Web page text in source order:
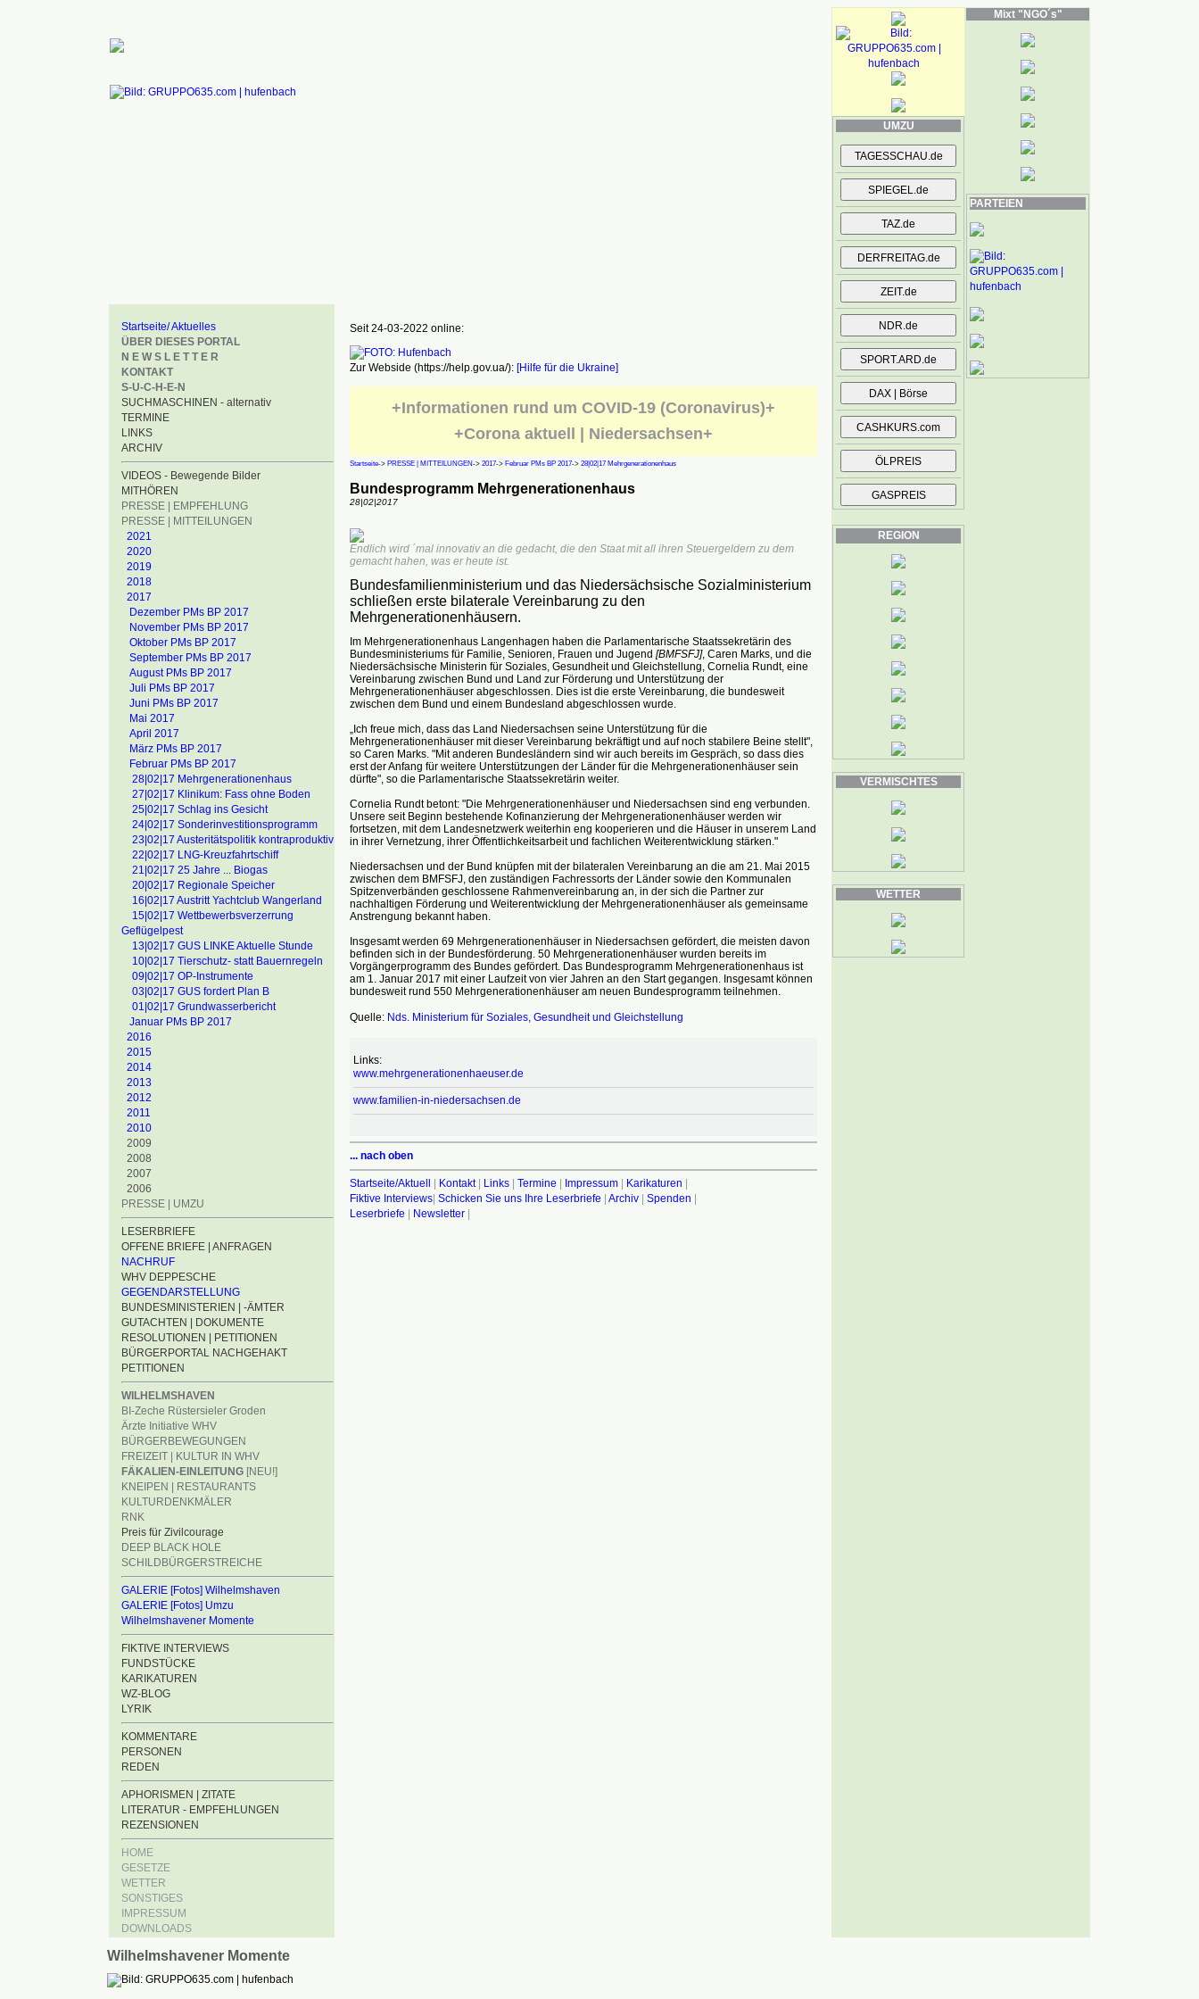
UMZU
REGION
VERMISCHTES
WETTER
Mixt "NGO´s"
PARTEIEN
Startseite/ Aktuelles
ÜBER DIESES PORTAL
N E W S L E T T E R
KONTAKT
S-U-C-H-E-N
SUCHMASCHINEN - alternativ
TERMINE
LINKS
ARCHIV
VIDEOS - Bewegende Bilder
MITHÖREN
PRESSE | EMPFEHLUNG
PRESSE | MITTEILUNGEN
2021
2020
2019
2018
2017
Dezember PMs BP 2017
November PMs BP 2017
Oktober PMs BP 2017
September PMs BP 2017
August PMs BP 2017
Juli PMs BP 2017
Juni PMs BP 2017
Mai 2017
April 2017
März PMs BP 2017
Februar PMs BP 2017
28|02|17 Mehrgenerationenhaus
27|02|17 Klinikum: Fass ohne Boden
25|02|17 Schlag ins Gesicht
24|02|17 Sonderinvestitionsprogramm
23|02|17 Austeritätspolitik kontraproduktiv
22|02|17 LNG-Kreuzfahrtschiff
21|02|17 25 Jahre ... Biogas
20|02|17 Regionale Speicher
16|02|17 Austritt Yachtclub Wangerland
15|02|17 Wettbewerbsverzerrung
Geflügelpest
13|02|17 GUS LINKE Aktuelle Stunde
10|02|17 Tierschutz- statt Bauernregeln
09|02|17 OP-Instrumente
03|02|17 GUS fordert Plan B
01|02|17 Grundwasserbericht
Januar PMs BP 2017
2016
2015
2014
2013
2012
2011
2010
2009
2008
2007
2006
PRESSE | UMZU
LESERBRIEFE
OFFENE BRIEFE | ANFRAGEN
NACHRUF
WHV DEPPESCHE
GEGENDARSTELLUNG
BUNDESMINISTERIEN | -ÄMTER
GUTACHTEN | DOKUMENTE
RESOLUTIONEN | PETITIONEN
BÜRGERPORTAL NACHGEHAKT
PETITIONEN
WILHELMSHAVEN
BI-Zeche Rüstersieler Groden
Ärzte Initiative WHV
BÜRGERBEWEGUNGEN
FREIZEIT | KULTUR IN WHV
FÄKALIEN-EINLEITUNG [NEU!]
KNEIPEN | RESTAURANTS
KULTURDENKMÄLER
RNK
Preis für Zivilcourage
DEEP BLACK HOLE
SCHILDBÜRGERSTREICHE
GALERIE [Fotos] Wilhelmshaven
GALERIE [Fotos] Umzu
Wilhelmshavener Momente
FIKTIVE INTERVIEWS
FUNDSTÜCKE
KARIKATUREN
WZ-BLOG
LYRIK
KOMMENTARE
PERSONEN
REDEN
APHORISMEN | ZITATE
LITERATUR - EMPFEHLUNGEN
REZENSIONEN
HOME
GESETZE
WETTER
SONSTIGES
IMPRESSUM
DOWNLOADS
Seit 24-03-2022 online:
Zur Webside (https://help.gov.ua/): [Hilfe für die Ukraine]
+Informationen rund um COVID-19 (Coronavirus)+
+Corona aktuell | Niedersachsen+
Startseite-> PRESSE | MITTEILUNGEN-> 2017-> Februar PMs BP 2017-> 28|02|17 Mehrgenerationenhaus
Bundesprogramm Mehrgenerationenhaus
28|02|2017
Endlich wird ´mal innovativ an die gedacht, die den Staat mit all ihren Steuergeldern zu dem
gemacht hahen, was er heute ist.
Bundesfamilienministerium und das Niedersächsische Sozialministerium
schließen erste bilaterale Vereinbarung zu den
Mehrgenerationenhäusern.
Im Mehrgenerationenhaus Langenhagen haben die Parlamentarische Staatssekretärin des
Bundesministeriums für Familie, Senioren, Frauen und Jugend [BMFSFJ], Caren Marks, und die
Niedersächsische Ministerin für Soziales, Gesundheit und Gleichstellung, Cornelia Rundt, eine
Vereinbarung zwischen Bund und Land zur Förderung und Unterstützung der
Mehrgenerationenhäuser abgeschlossen. Dies ist die erste Vereinbarung, die bundesweit
zwischen dem Bund und einem Bundesland abgeschlossen wurde.
„Ich freue mich, dass das Land Niedersachsen seine Unterstützung für die
Mehrgenerationenhäuser mit dieser Vereinbarung bekräftigt und auf noch stabilere Beine stellt",
so Caren Marks. "Mit anderen Bundesländern sind wir auch bereits im Gespräch, so dass dies
erst der Anfang für weitere Unterstützungen der Länder für die Mehrgenerationenhäuser sein
dürfte", so die Parlamentarische Staatssekretärin weiter.
Cornelia Rundt betont: "Die Mehrgenerationenhäuser und Niedersachsen sind eng verbunden.
Unsere seit Beginn bestehende Kofinanzierung der Mehrgenerationenhäuser werden wir
fortsetzen, mit dem Landesnetzwerk weiterhin eng kooperieren und die Häuser in unserem Land
in ihrer Vernetzung, ihrer Öffentlichkeitsarbeit und fachlichen Weiterentwicklung stärken."
Niedersachsen und der Bund knüpfen mit der bilateralen Vereinbarung an die am 21. Mai 2015
zwischen dem BMFSFJ, den zuständigen Fachressorts der Länder sowie den Kommunalen
Spitzenverbänden geschlossene Rahmenvereinbarung an, in der sich die Partner zur
nachhaltigen Förderung und Weiterentwicklung der Mehrgenerationenhäuser als gemeinsame
Anstrengung bekannt haben.
Insgesamt werden 69 Mehrgenerationenhäuser in Niedersachsen gefördert, die meisten davon
befinden sich in der Bundesförderung. 50 Mehrgenerationenhäuser wurden bereits im
Vorgängerprogramm des Bundes gefördert. Das Bundesprogramm Mehrgenerationenhaus ist
am 1. Januar 2017 mit einer Laufzeit von vier Jahren an den Start gegangen. Insgesamt können
bundesweit rund 550 Mehrgenerationenhäuser am neuen Bundesprogramm teilnehmen.
Quelle: Nds. Ministerium für Soziales, Gesundheit und Gleichstellung
Links:
www.mehrgenerationenhaeuser.de
www.familien-in-niedersachsen.de
... nach oben
Startseite/Aktuell | Kontakt| Links| Termine | Impressum| Karikaturen |
Fiktive Interviews| Schicken Sie uns Ihre Leserbriefe | Archiv| Spenden |
Leserbriefe | Newsletter|
Wilhelmshavener Momente